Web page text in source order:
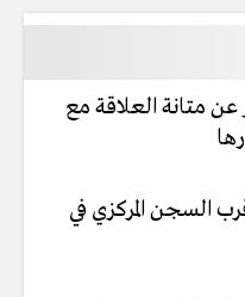
متانة العلاقة مع
السجن المركزي في